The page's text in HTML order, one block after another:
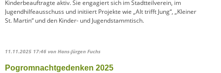
Kinderbeauftragte aktiv. Sie engagiert sich im Stadtteilverein, im
Jugendhilfeausschuss und initiiert Projekte wie „Alt trifft Jung“, „Kleiner
St. Martin“ und den Kinder- und Jugendstammtisch.
11.11.2025 17:46 von Hans-Jürgen Fuchs
Pogromnachtgedenken 2025